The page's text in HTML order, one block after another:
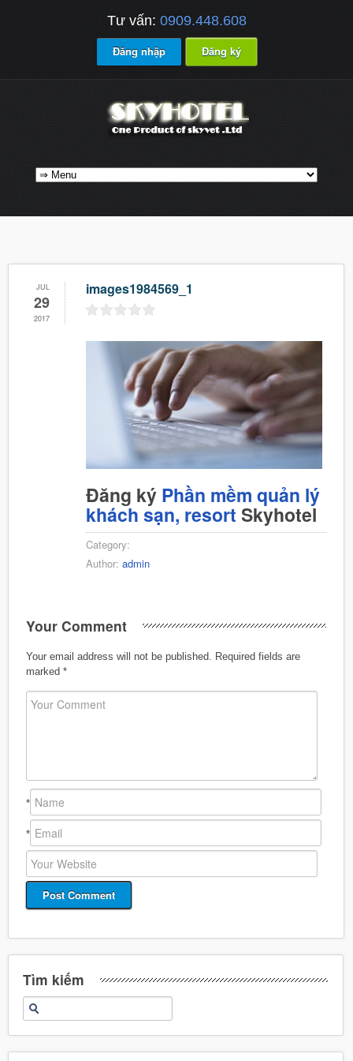
Tư vấn: 0909.448.608
Đăng nhập Đăng ký
JUL
29
2017
images1984569_1
Đăng ký Phần mềm quản lý
khách sạn, resort Skyhotel
Category:
Author: admin
Your Comment
Your email address will not be published.
Required fields are
marked *
*
*
Tìm kiếm